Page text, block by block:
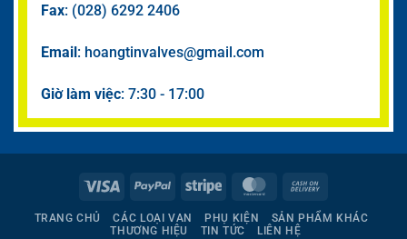
Fax: (028) 6292 2406
Email: hoangtinvalves@gmail.com
Giờ làm việc: 7:30 - 17:00
Visa PayPal Stripe MasterCard
Delivery
TRANG CHỦ CÁC LOẠI VAN PHỤ KIỆN
SẢN PHẨM KHÁC
THƯƠNG HIỆU
TIN TỨC LIÊN HỆ